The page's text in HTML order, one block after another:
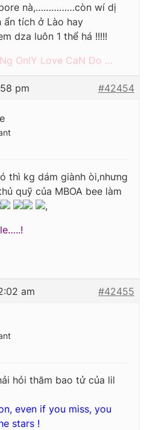
nà,……………còn wí dị
ẩn tích ở Lào hay
dza luôn 1 thể há !!!!!
OnlY Love CaN Do …
pm #42454
thì kg dám giành òi,nhưng
quỹ của MBOA bee làm
,
am #42455
hỏi thăm bao tử của lil
even if you miss, you
stars !